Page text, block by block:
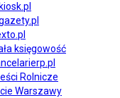
księgowość
Rolnicze
Warszawy